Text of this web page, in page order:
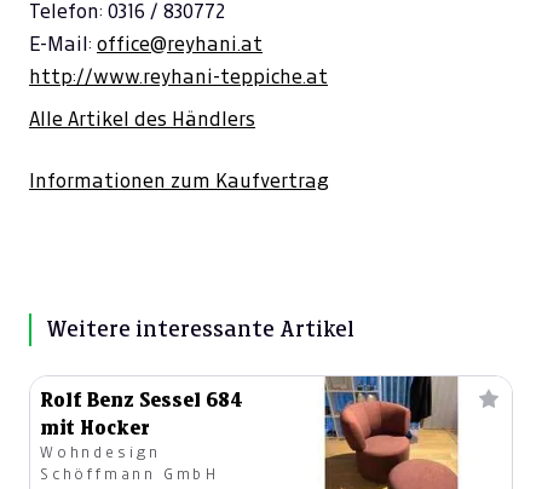
Telefon: 0316 / 830772
E-Mail: office@reyhani.at
http://www.reyhani-teppiche.at
Alle Artikel des Händlers
Informationen zum Kaufvertrag
Weitere interessante Artikel
Rolf Benz Sessel 684
mit Hocker
Wohndesign
Schöffmann GmbH